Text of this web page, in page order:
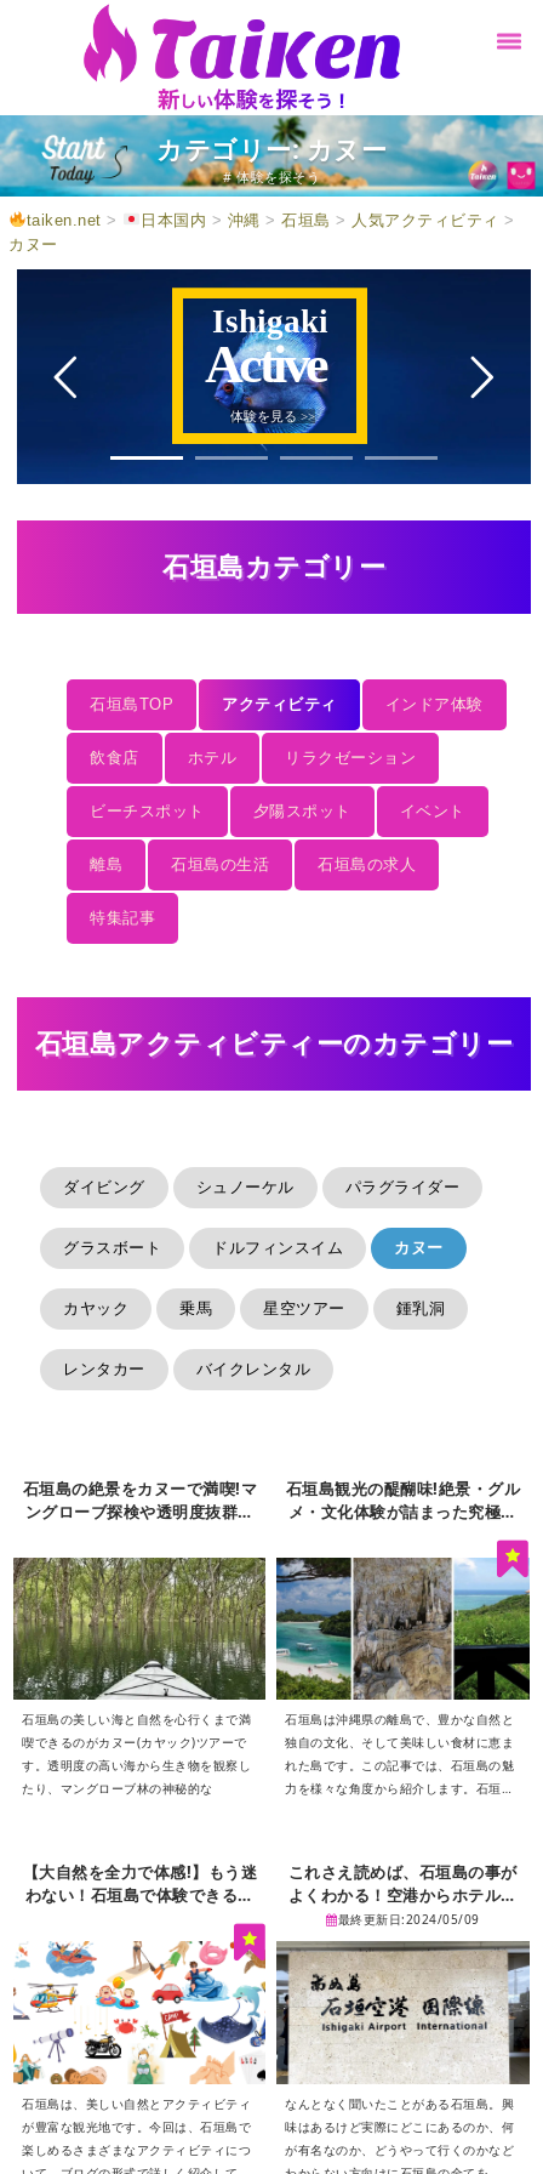
カテゴリー: カヌー
# 体験を探そう
taiken.net > 日本国内 > 沖縄 >石垣島 > 人気アクティビティ >
カヌー
体験を見る >>
Ishigaki
Active
石垣島カテゴリー
石垣島TOP アクティビティ インドア体験
飲食店 ホテル リラクゼーション
ビーチスポット 夕陽スポット イベント
離島 石垣島の生活 石垣島の求人
特集記事
石垣島アクティビティーのカテゴリー
ダイビング シュノーケル パラグライダー
グラスボート ドルフィンスイム カヌー
カヤック 乗馬 星空ツアー 鍾乳洞
レンタカー バイクレンタル
石垣島の絶景をカヌーで満喫!マ
ングローブ探検や透明度抜群の
石垣島の美しい海と自然を心行くまで満
喫できるのがカヌー(カヤック)ツアーで
す。透明度の高い海から生き物を観察し
たり、マングローブ林の神秘的な
石垣島観光の醍醐味!絶景・グル
メ・文化体験が詰まった究極ガ
石垣島は沖縄県の離島で、豊かな自然と
独自の文化、そして美味しい食材に恵ま
れた島です。この記事では、石垣島の魅
力を様々な角度から紹介します。石垣島
むための情報が詰まっています。観光の
計画を立てる際の参考にしていただけれ
ば幸いです。
【大自然を全力で体感!】もう迷
わない！石垣島で体験できるア
石垣島は、美しい自然とアクティビティ
が豊富な観光地です。今回は、石垣島で
楽しめるさまざまなアクティビティにつ
これさえ読めば、石垣島の事が
よくわかる！空港からホテルや
アクティビティを徹底取材。
最終更新日:2024/05/09
なんとなく聞いたことがある石垣島。興
味はあるけど実際にどこにあるのか、何
が有名なのか、どうやって行くのかなど